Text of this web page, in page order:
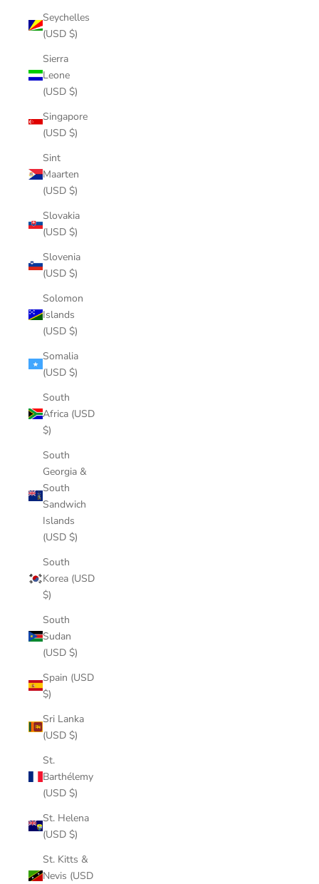
Seychelles
(USD $)
Sierra
Leone
(USD $)
Singapore
(USD $)
Sint
Maarten
(USD $)
Slovakia
(USD $)
Slovenia
(USD $)
Solomon
Islands
(USD $)
Somalia
(USD $)
South
Africa (USD
$)
South
Georgia &
South
Sandwich
Islands
(USD $)
South
Korea (USD
$)
South
Sudan
(USD $)
Spain (USD
$)
Sri Lanka
(USD $)
St.
Barthélemy
(USD $)
St. Helena
(USD $)
St. Kitts &
Nevis (USD